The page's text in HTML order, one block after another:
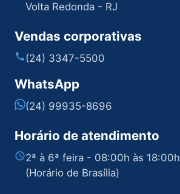
Volta Redonda - RJ
Vendas corporativas
(24) 3347-5500
WhatsApp
(24) 99935-8696
Horário de atendimento
2ª à 6ª feira - 08:00h às 18:00h
(Horário de Brasília)